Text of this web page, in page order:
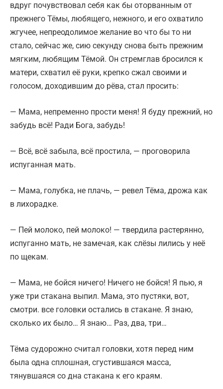
вдруг почувствовал себя как бы оторванным от
прежнего Тёмы, любящего, нежного, и его охватило
жгучее, непреодолимое желание во что бы то ни
стало, сейчас же, сию секунду снова быть прежним
мягким, любящим Тёмой. Он стремглав бросился к
матери, схватил её руки, крепко сжал своими и
голосом, доходившим до рёва, стал просить:
— Мама, непременно прости меня! Я буду прежний, но
забудь всё! Ради Бога, забудь!
— Всё, всё забыла, всё простила, — проговорила
испуганная мать.
— Мама, голубка, не плачь, — ревел Тёма, дрожа как
в лихорадке.
— Пей молоко, пей молоко! — твердила растерянно,
испуганно мать, не замечая, как слёзы лились у неё
по щекам.
— Мама, не бойся ничего! Ничего не бойся! Я пью, я
уже три стакана выпил. Мама, это пустяки, вот,
смотри. все головки остались в стакане. Я знаю,
сколько их было… Я знаю… Раз, два, три…
Тёма судорожно считал головки, хотя перед ним
была одна сплошная, сгустившаяся масса,
тянувшаяся со дна стакана к его краям.